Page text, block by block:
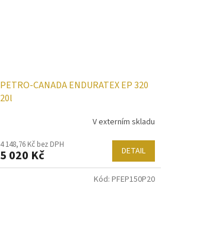
PETRO-CANADA ENDURATEX EP 320
20l
V externím skladu
4 148,76 Kč bez DPH
5 020 Kč DETAIL
Kód: PFEP150P20